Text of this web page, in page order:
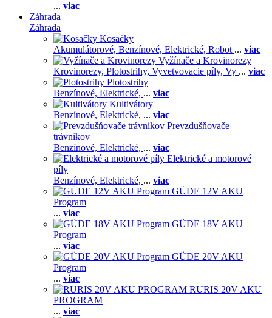
... viac
Záhrada
Záhrada
Kosačky
Akumulátorové, Benzínové, Elektrické, Robot ... viac
Vyžínače a Krovinorezy
Krovinorezy, Plotostrihy, Vyvetvovacie píly, Vy ... viac
Plotostrihy
Benzínové, Elektrické, ... viac
Kultivátory
Benzínové, Elektrické, ... viac
Prevzdušňovače
trávnikov
Benzínové, Elektrické, ... viac
Elektrické a motorové
píly
Benzínové, Elektrické, ... viac
GÜDE 12V AKU
Program
... viac
GÜDE 18V AKU
Program
... viac
GÜDE 20V AKU
Program
... viac
RURIS 20V AKU
PROGRAM
... viac